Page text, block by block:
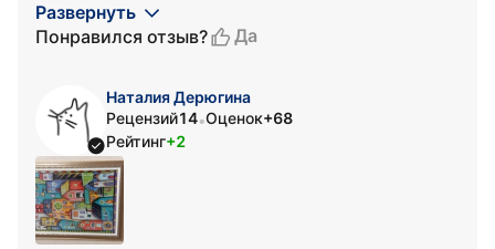
Развернуть
Понравился отзыв?
Да
Наталия Дерюгина
Рецензий14•Оценок+68
Рейтинг+2